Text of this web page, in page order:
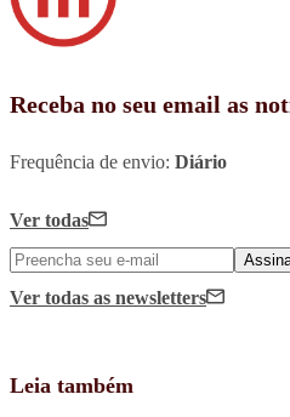
Receba no seu email as
Frequência de envio: Diário
Ver todas
Ver todas as newsletters
Leia também